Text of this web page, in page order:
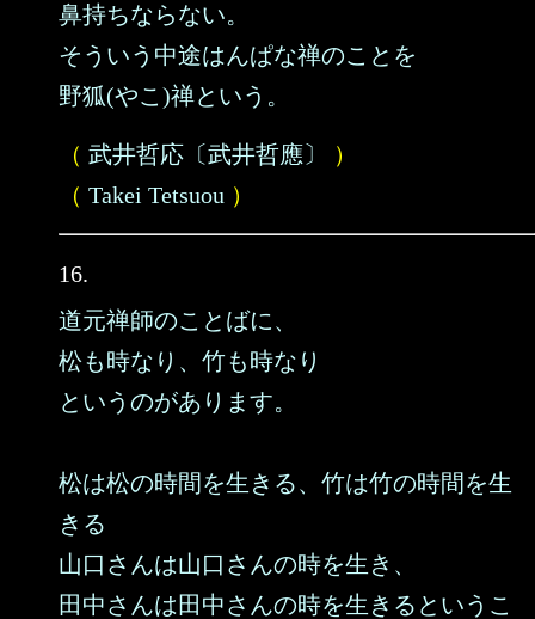
鼻持ちならない。
そういう中途はんぱな禅のことを
野狐(やこ)禅という。
（ 武井哲応〔武井哲應〕
）
（ Takei Tetsuou ）
16.
道元禅師のことばに、
松も時なり、竹も時なり
というのがあります。
松は松の時間を生きる、竹は竹の時間を生
きる
山口さんは山口さんの時を生き、
田中さんは田中さんの時を生きるというこ